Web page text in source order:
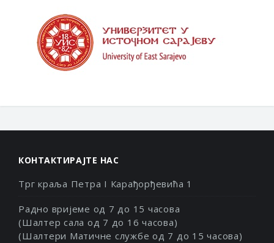
КОНТАКТИРАЈТЕ НАС
Трг краља Петра I Карађорђевића 1
Радно вријеме од 7 до 15 часова
(Шалтер сала од 7 до 16 часова)
(Шалтери Матичне службе од 7 до 15 часова)